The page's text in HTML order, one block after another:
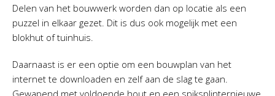
Delen van het bouwwerk worden dan op locatie als een
puzzel in elkaar gezet. Dit is dus ook mogelijk met een
blokhut of tuinhuis.
Daarnaast is er een optie om een bouwplan van het
internet te downloaden en zelf aan de slag te gaan.
Gewapend met voldoende hout en een spiksplinternieuwe